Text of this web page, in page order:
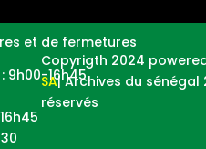
et de fermetures
9h00-16h45
Copyrigth 2024
SA| Archives du sénégal
réservés